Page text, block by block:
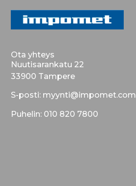
Ota yhteys
Nuutisarankatu 22
33900 Tampere
S-posti: myynti@impomet.com
Puhelin: 010 820 7800